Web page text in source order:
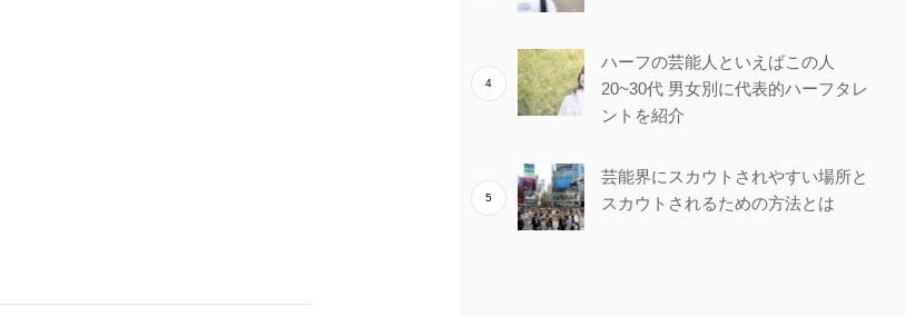
ハーフの芸能人といえばこの人
20~30代 男女別に代表的ハーフタレ
ントを紹介
芸能界にスカウトされやすい場所と
スカウトされるための方法とは